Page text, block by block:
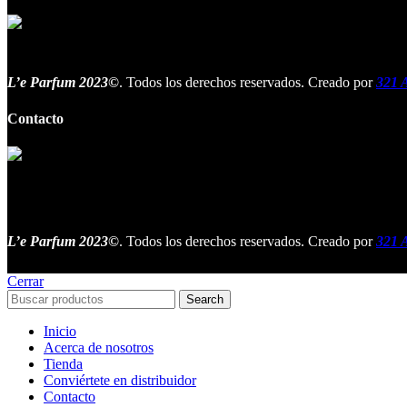
L’e Parfum 2023©. Todos los derechos reservados. Creado por 321
Contacto
L’e Parfum 2023©. Todos los derechos reservados. Creado por 321
Cerrar
Search
Inicio
Acerca de nosotros
Tienda
Conviértete en distribuidor
Contacto